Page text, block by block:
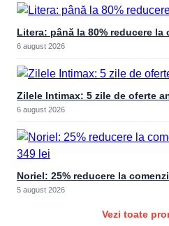
Litera: până la 80% reducere
6 august 2026
Zilele Intimax: 5 zile de oferte
6 august 2026
Noriel: 25% reducere la
5 august 2026
Vezi toate